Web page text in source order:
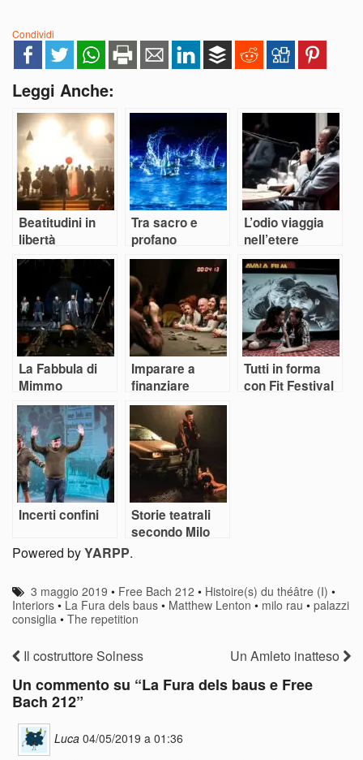
Condividi
Leggi Anche:
Beatitudini in
libertà
Tra sacro e
profano
L’odio viaggia
nell’etere
La Fabbula di
Mimmo
Imparare a
finanziare
Tutti in forma
con Fit Festival
Incerti confini
Storie teatrali
secondo Milo
Powered byYARPP.
3 maggio 2019 • Free Bach 212 • Histoire(s) du théâtre (I) •
Interiors • La Fura dels baus • Matthew Lenton • milo rau • palazzi
consiglia • The repetition
Il costruttore Solness Un Amleto inatteso
Un commento su “La Fura dels baus e Free
Bach 212”
Luca 04/05/2019 a 01:36